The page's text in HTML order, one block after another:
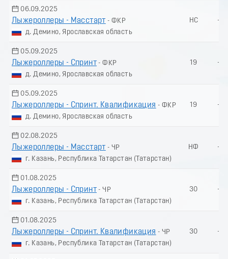
06.09.2025
Лыжероллеры - Масстарт - ФКР
д. Демино, Ярославская область
НС -
05.09.2025
Лыжероллеры - Спринт - ФКР
д. Демино, Ярославская область
19 -
05.09.2025
Лыжероллеры - Спринт. Квалификация - ФКР
д. Демино, Ярославская область
19 -
02.08.2025
Лыжероллеры - Масстарт - ЧР
г. Казань, Республика Татарстан (Татарстан)
НФ -
01.08.2025
Лыжероллеры - Спринт - ЧР
г. Казань, Республика Татарстан (Татарстан)
30 -
01.08.2025
Лыжероллеры - Спринт. Квалификация - ЧР
г. Казань, Республика Татарстан (Татарстан)
30 -